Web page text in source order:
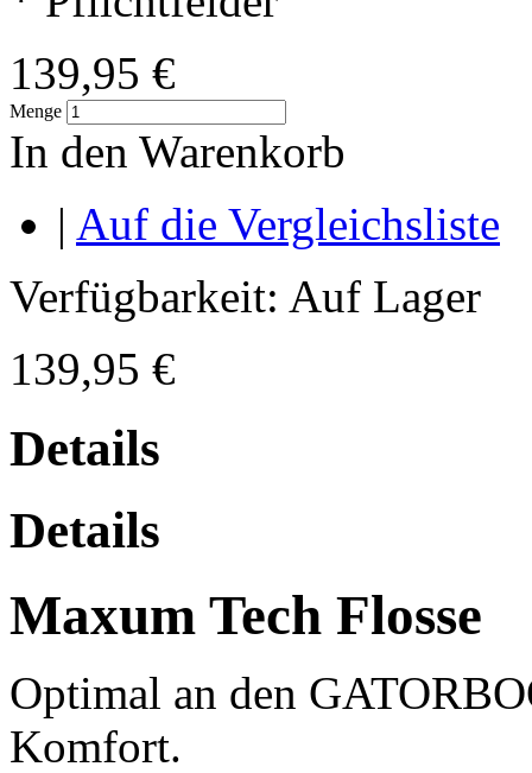
139,95 €
Menge
In den Warenkorb
| Auf die Vergleichsliste
Verfügbarkeit: Auf Lager
139,95 €
Details
Details
Maxum Tech Flosse
Optimal an den
Komfort.